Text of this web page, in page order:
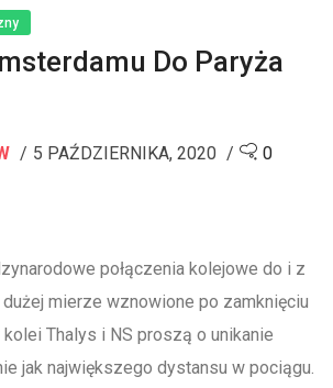
Do Paryża
5 PAŹDZIERNIKA, 2020 0
połączenia kolejowe do i z
mierze wznowione po zamknięciu
Thalys i NS proszą o unikanie
jak największego dystansu w pociągu.